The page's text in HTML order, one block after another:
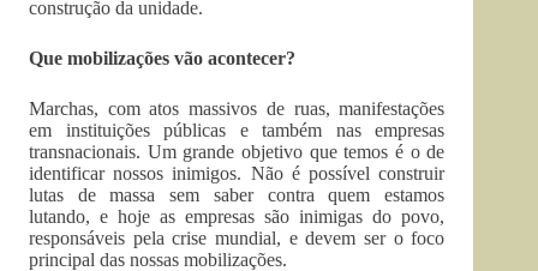
construção da unidade.
Que mobilizações vão acontecer?
Marchas, com atos massivos de ruas, manifestações
em instituições públicas e também nas empresas
transnacionais. Um grande objetivo que temos é o de
identificar nossos inimigos. Não é possível construir
lutas de massa sem saber contra quem estamos
lutando, e hoje as empresas são inimigas do povo,
responsáveis pela crise mundial, e devem ser o foco
principal das nossas mobilizações.